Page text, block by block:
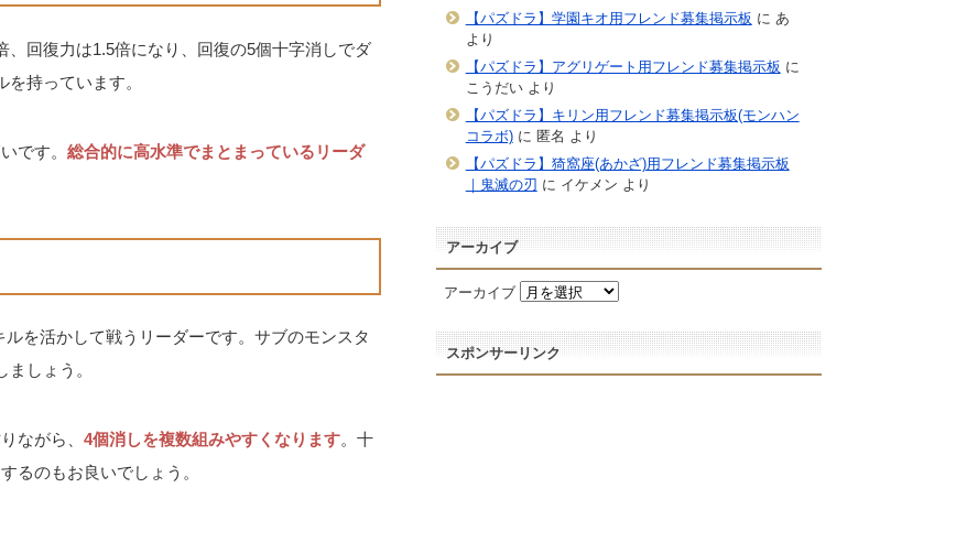
回復力は1.5倍になり、回復の5個十字消しでダ
持っています。
です。 総合的に高水準でまとまっているリーダ
を活かして戦うリーダーです。サブのモンスタ
しょう。
ながら、 4個消しを複数組みやすくなります。十
るのもお良いでしょう。
【パズドラ】学園キオ用フレンド募集掲示板 に あ
より
【パズドラ】アグリゲート用フレンド募集掲示板 に
こうだいより
【パズドラ】キリン用フレンド募集掲示板(モンハン
コラボ)に 匿名 より
【パズドラ】猗窩座(あかざ)用フレンド募集掲示板
｜鬼滅の刃 に イケメン より
アーカイブ
アーカイブ
スポンサーリンク